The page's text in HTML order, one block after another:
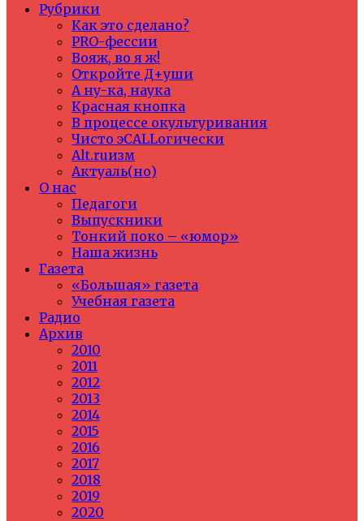
Рубрики
Как это сделано?
PRO-фессии
Вояж, во я ж!
Откройте Д+уши
А ну-ка, наука
Красная кнопка
В процессе окультуривания
Чисто эCALLогически
Alt.ruизм
Актуаль(но)
О нас
Педагоги
Выпускники
Тонкий поко – «юмор»
Наша жизнь
Газета
«Большая» газета
Учебная газета
Радио
Архив
2010
2011
2012
2013
2014
2015
2016
2017
2018
2019
2020